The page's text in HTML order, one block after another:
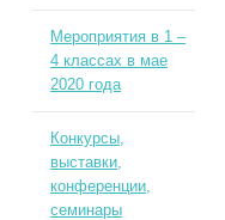
Мероприятия в 1 –
4 классах в мае
2020 года
Конкурсы,
выставки,
конференции,
семинары